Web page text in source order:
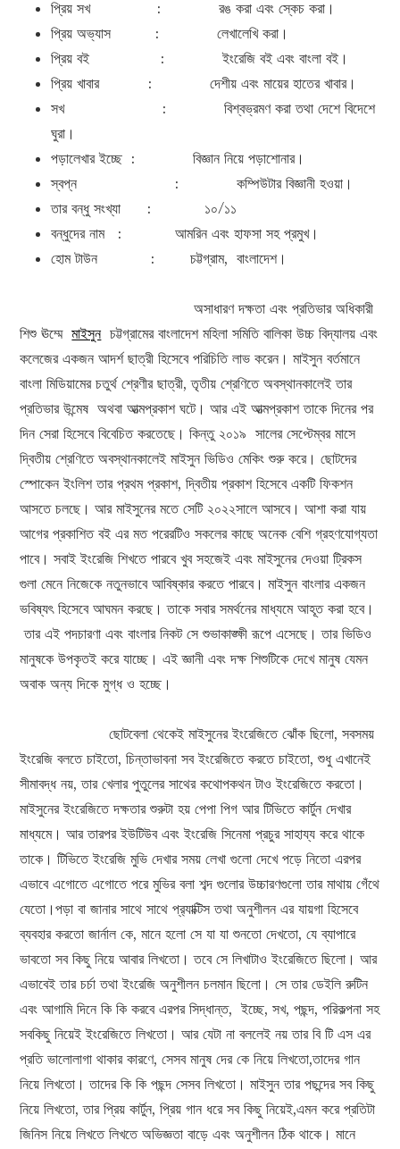
প্রিয় সখ : রঙ করা এবং স্কেচ করা।
প্রিয় অভ্যাস : লেখালেখি করা।
প্রিয় বই : ইংরেজি বই এবং বাংলা বই।
প্রিয় খাবার : দেশীয় এবং মায়ের হাতের খাবার।
সখ : বিশ্বভ্রমণ করা তথা দেশে বিদেশে
ঘুরা।
পড়ালেখার ইচ্ছে : বিজ্ঞান নিয়ে পড়াশোনার।
স্বপ্ন : কম্পিউটার বিজ্ঞানী হওয়া।
তার বন্ধু সংখ্যা : ১০/১১
বন্ধুদের নাম : আমরিন এবং হাফসা সহ প্রমুখ।
হোম টাউন : চট্টগ্রাম, বাংলাদেশ।
অসাধারণ দক্ষতা এবং প্রতিভার অধিকারী
শিশু ঊম্মেমাইসুনচট্টগ্রামের বাংলাদেশ মহিলা সমিতি বালিকা উচ্চ বিদ্যালয় এবং
কলেজের একজন আদর্শ ছাত্রী হিসেবে পরিচিতি লাভ করেন। মাইসুন বর্তমানে
বাংলা মিডিয়ামের চতুর্থ শ্রেণীর ছাত্রী, তৃতীয় শ্রেণিতে অবস্থানকালেই তার
প্রতিভার উন্মেষ অথবা আত্মপ্রকাশ ঘটে। আর এই আত্মপ্রকাশ তাকে দিনের পর
দিন সেরা হিসেবে বিবেচিত করতেছে। কিন্তু ২০১৯ সালের সেপ্টেম্বর মাসে
দ্বিতীয় শ্রেণিতে অবস্থানকালেই মাইসুন ভিডিও মেকিং শুরু করে। ছোটদের
স্পোকেন ইংলিশ তার প্রথম প্রকাশ, দ্বিতীয় প্রকাশ হিসেবে একটি ফিকশন
আসতে চলছে। আর মাইসুনের মতে সেটি ২০২২সালে আসবে। আশা করা যায়
আগের প্রকাশিত বই এর মত পরেরটিও সকলের কাছে অনেক বেশি গ্রহণযোগ্যতা
পাবে। সবাই ইংরেজি শিখতে পারবে খুব সহজেই এবং মাইসুনের দেওয়া ট্রিকস
গুলা মেনে নিজেকে নতুনভাবে আবিষ্কার করতে পারবে। মাইসুন বাংলার একজন
ভবিষ্যৎ হিসেবে আঘমন করছে। তাকে সবার সমর্থনের মাধ্যমে আহূত করা হবে।
তার এই পদচারণা এবং বাংলার নিকট সে শুভাকাঙ্ক্ষী রূপে এসেছে। তার ভিডিও
মানুষকে উপকৃতই করে যাচ্ছে। এই জ্ঞানী এবং দক্ষ শিশুটিকে দেখে মানুষ যেমন
অবাক অন্য দিকে মুগ্ধ ও হচ্ছে।
ছোটবেলা থেকেই মাইসুনের ইংরেজিতে ঝোঁক ছিলো, সবসময়
ইংরেজি বলতে চাইতো, চিন্তাভাবনা সব ইংরেজিতে করতে চাইতো, শুধু এখানেই
সীমাবদ্ধ নয়, তার খেলার পুতুলের সাথের কথোপকথন টাও ইংরেজিতে করতো।
মাইসুনের ইংরেজিতে দক্ষতার শুরুটা হয় পেপা পিগ আর টিভিতে কার্টুন দেখার
মাধ্যমে। আর তারপর ইউটিউব এবং ইংরেজি সিনেমা প্রচুর সাহায্য করে থাকে
তাকে। টিভিতে ইংরেজি মুভি দেখার সময় লেখা গুলো দেখে পড়ে নিতো এরপর
এভাবে এগোতে এগোতে পরে মুভির বলা শব্দ গুলোর উচ্চারণগুলো তার মাথায় গেঁথে
যেতো।পড়া বা জানার সাথে সাথে প্র‍্যাক্টিস তথা অনুশীলন এর যায়গা হিসেবে
ব্যবহার করতো জার্নাল কে, মানে হলো সে যা যা শুনতো দেখতো, যে ব্যাপারে
ভাবতো সব কিছু নিয়ে আবার লিখতো। তবে সে লিখাটাও ইংরেজিতে ছিলো। আর
এভাবেই তার চর্চা তথা ইংরেজি অনুশীলন চলমান ছিলো। সে তার ডেইলি রুটিন
এবং আগামি দিনে কি কি করবে এরপর সিদ্ধান্ত, ইচ্ছে, সখ, পছন্দ, পরিকল্পনা সহ
সবকিছু নিয়েই ইংরেজিতে লিখতো। আর যেটা না বললেই নয় তার বি টি এস এর
প্রতি ভালোলাগা থাকার কারণে, সেসব মানুষ দের কে নিয়ে লিখতো,তাদের গান
নিয়ে লিখতো। তাদের কি কি পছন্দ সেসব লিখতো। মাইসুন তার পছন্দের সব কিছু
নিয়ে লিখতো, তার প্রিয় কার্টুন, প্রিয় গান ধরে সব কিছু নিয়েই,এমন করে প্রতিটা
জিনিস নিয়ে লিখতে লিখতে অভিজ্ঞতা বাড়ে এবং অনুশীলন ঠিক থাকে। মানে